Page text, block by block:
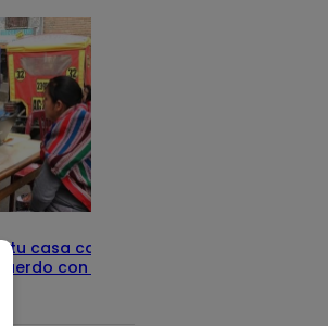
tu casa califica
con el Sisfoh